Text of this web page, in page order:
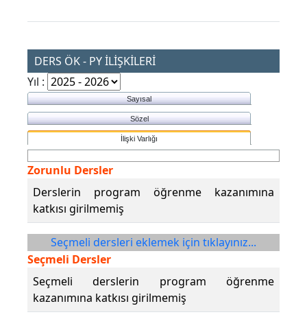
DERS ÖK - PY İLİŞKİLERİ
Yıl :
Sayısal
Sözel
İlişki Varlığı
Zorunlu Dersler
Derslerin program öğrenme kazanımına
katkısı girilmemiş
Seçmeli dersleri eklemek için tıklayınız...
Seçmeli Dersler
Seçmeli derslerin program öğrenme
kazanımına katkısı girilmemiş